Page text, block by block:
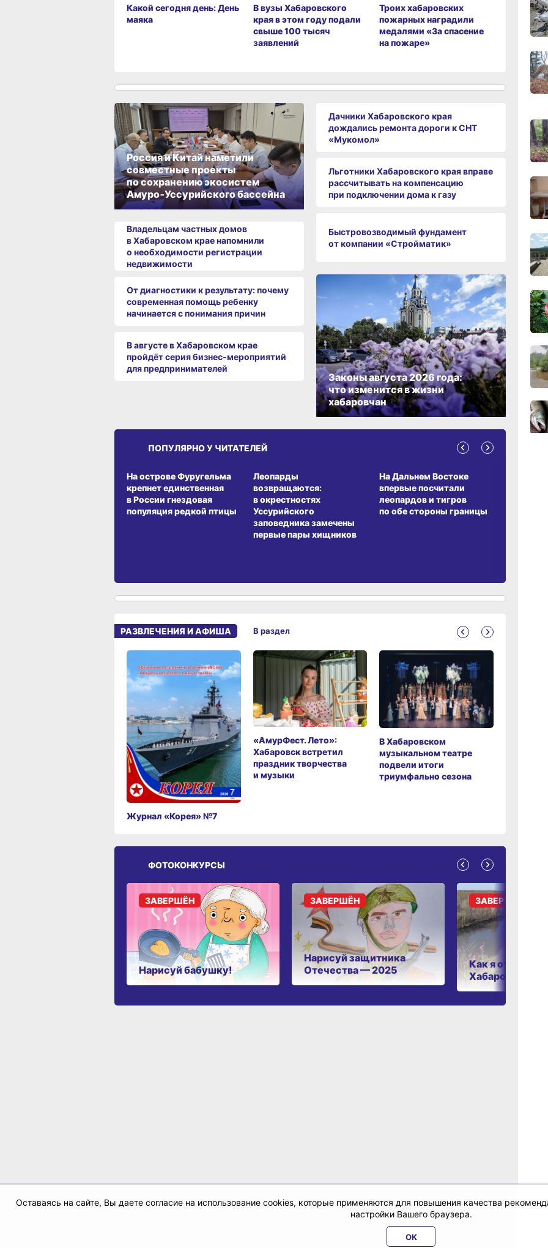
Какой сегодня день: День
маяка
В вузы Хабаровского
края в этом году подали
свыше 100 тысяч
заявлений
Троих хабаровских
пожарных наградили
медалями «За спасение
на пожаре»
В
по
Россия и Китай наметили
совместные проекты
по сохранению экосистем
Амуро‑Уссурийского бассейна
Владельцам частных домов
в Хабаровском крае напомнили
о необходимости регистрации
недвижимости
От диагностики к результату: почему
современная помощь ребенку
начинается с понимания причин
В августе в Хабаровском крае
пройдёт серия бизнес‑мероприятий
для предпринимателей
Дачники Хабаровского края
дождались ремонта дороги к СНТ
«Мукомол»
Льготники Хабаровского края вправе
рассчитывать на компенсацию
при подключении дома к газу
Быстровозводимый фундамент
от компании «Стройматик»
Законы августа 2026 года:
что изменится в жизни
хабаровчан
ПОПУЛЯРНО У ЧИТАТЕЛЕЙ
На острове Фуругельма
крепнет единственная
в России гнездовая
популяция редкой птицы
Леопарды
возвращаются:
в окрестностях
Уссурийского
заповедника замечены
первые пары хищников
На Дальнем Востоке
впервые посчитали
леопардов и тигров
по обе стороны границы
РАЗВЛЕЧЕНИЯ И АФИША
Журнал «Корея» №7
«АмурФест. Лето»:
Хабаровск встретил
праздник творчества
и музыки
В Хабаровском
музыкальном театре
подвели итоги
триумфально сезона
В раздел
ФОТОКОНКУРСЫ
Нарисуй бабушку!
ЗАВЕРШЁН
Нарисуй защитника
Отечества — 2025
ЗАВЕРШЁН
Как я отдыхаю в
Хабаровском
ЗАВЕРШЁН
11:09,
10:10,
Оставаясь на сайте, Вы даете согласие на использование cookies, которые применяются для повышения качества
настройки Вашего браузера.
OK